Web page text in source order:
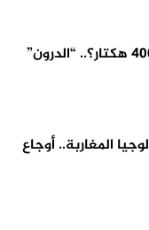
بعد أن أتت النيران على 400 هكتار؟.. “الدرون”
المغاربة.. أوجاع